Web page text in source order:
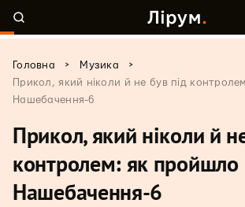
Головна > Музика
>
Прикол, який ніколи й не був під
Нашебачення-6
Прикол, який ніколи й
контролем: як пройшло
Нашебачення-6